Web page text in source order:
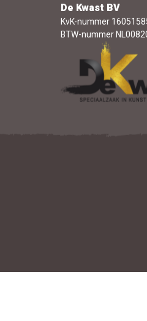
De Kwast BV
KvK-nummer
BTW-nummer